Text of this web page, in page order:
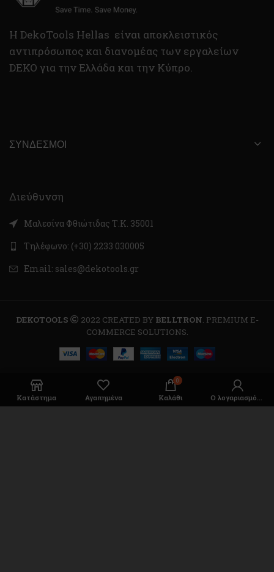
H DekoTools Hellas είναι αποκλειστικός
αντιπρόσωπος και διανομέας των εργαλείων
DEKO για την Ελλάδα και την Κύπρο.
ΣΎΝΔΕΣΜΟΙ
Διεύθυνση
Μαλεσίνα Φθιώτιδας Τ.Κ. 35001
Τηλέφωνο: (+30) 2233 030005
Email: sales@dekotools.gr
DEKOTOOLS 2022 CREATED BY BELLTRON. PREMIUM E-
COMMERCE SOLUTIONS.
Κατάστημα Αγαπημένα
0
Καλάθι Ο λογαριασμός μου